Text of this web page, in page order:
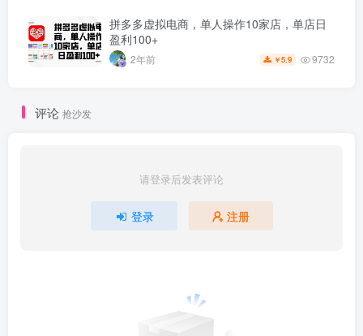
拼多多虚拟电商，单人操作10家店，单店日
盈利100+
2年前 ￥5.9 9732
评论 抢沙发
请登录后发表评论
登录 注册